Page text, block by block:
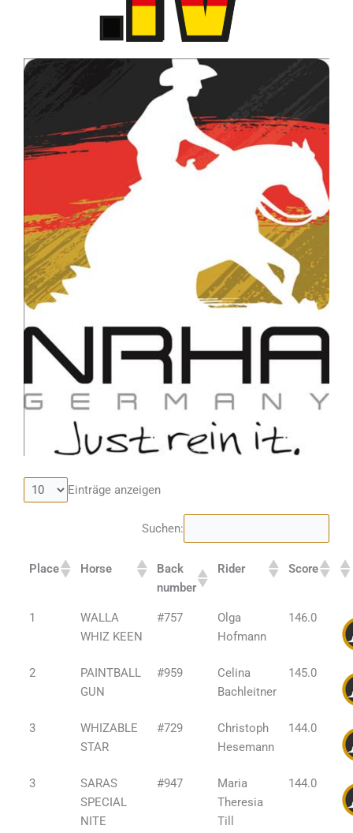
Einträge anzeigen
Suchen:
Place Horse
Back
number
Rider Score
1
WALLA
WHIZ KEEN
#757
Olga
Hofmann
146.0
2
PAINTBALL
GUN
#959
Celina
Bachleitner
145.0
3
WHIZABLE
STAR
#729
Christoph
Hesemann
144.0
3
SARAS
SPECIAL
NITE
#947
Maria
Theresia
Till
144.0